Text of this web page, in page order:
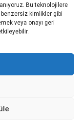
Bu teknolojilere
benzersiz kimlikler gibi
veya onayı geri